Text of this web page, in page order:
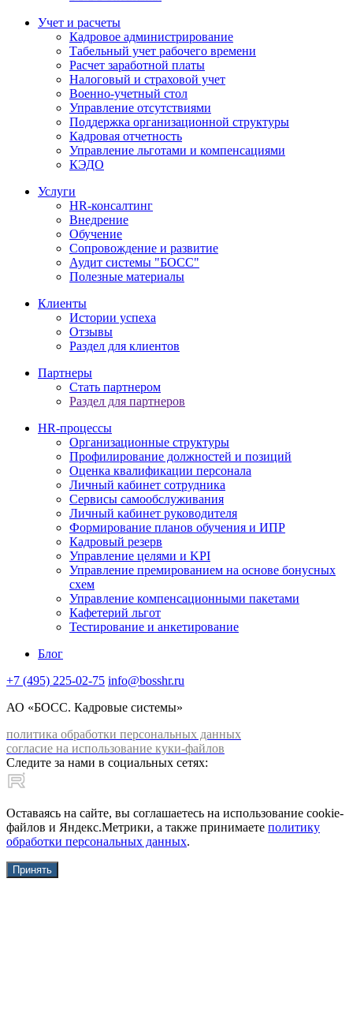
Учет и расчеты
Кадровое администрирование
Табельный учет рабочего времени
Расчет заработной платы
Налоговый и страховой учет
Военно-учетный стол
Управление отсутствиями
Поддержка организационной структуры
Кадровая отчетность
Управление льготами и компенсациями
КЭДО
Услуги
HR-консалтинг
Внедрение
Обучение
Сопровождение и развитие
Аудит системы "БОСС"
Полезные материалы
Клиенты
Истории успеха
Отзывы
Раздел для клиентов
Партнеры
Стать партнером
Раздел для партнеров
HR-процессы
Организационные структуры
Профилирование должностей и позиций
Оценка квалификации персонала
Личный кабинет сотрудника
Сервисы самообслуживания
Личный кабинет руководителя
Формирование планов обучения и ИПР
Кадровый резерв
Управление целями и KPI
Управление премированием на основе бонусных
схем
Управление компенсационными пакетами
Кафетерий льгот
Тестирование и анкетирование
Блог
+7 (495) 225-02-75 info@bosshr.ru
АО «БОСС. Кадровые системы»
политика обработки персональных данных
согласие на использование куки-файлов
Следите за нами в социальных сетях:
Оставаясь на сайте, вы соглашаетесь на использование cookie-
файлов и Яндекс.Метрики, а также принимаете политику
обработки персональных данных.
Принять